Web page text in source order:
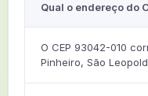
Qual o endereço do
O CEP 93042-010
Pinheiro, São